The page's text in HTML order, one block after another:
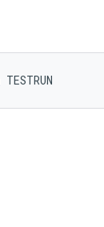
TESTRUN